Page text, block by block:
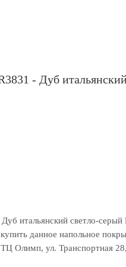
- Дуб
итальянский светло-серый
данное напольное
Олимп, ул. Транспортная